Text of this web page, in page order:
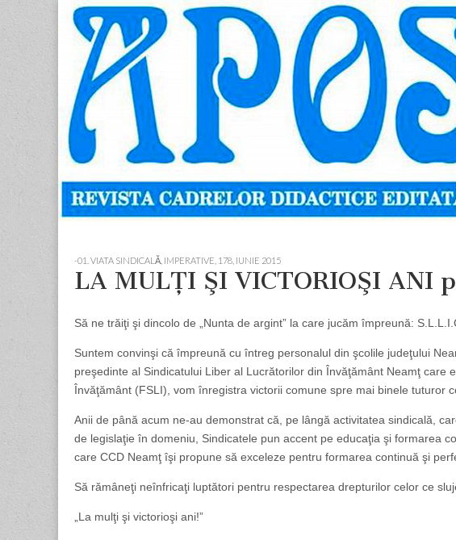
Apostolul
Revista
cadrelor
didactice
din
judetul
Neamt
content
-01. VIATA SINDICALĂ, IMPERATIVE 178, IUNIE 2015
LA MULŢI ŞI VICTORIOŞI ANI
Să ne trăiţi şi dincolo de „Nunta de argint” la care jucăm împreună:
Suntem convinşi că împreună cu întreg personalul din şcolile judeţului
preşedinte al Sindicatului Liber al Lucrătorilor din Învăţământ Neamţ care
Învăţământ (FSLI), vom înregistra victorii comune spre mai binele tuturor
Anii de până acum ne-au demonstrat că, pe lângă activitatea sindicală,
de legislaţie în domeniu, Sindicatele pun accent pe educaţia şi formarea
care CCD Neamţ îşi propune să exceleze pentru formarea continuă şi
Să rămâneţi neînfricaţi luptători pentru respectarea drepturilor celor ce
„La mulţi şi victorioşi ani!”